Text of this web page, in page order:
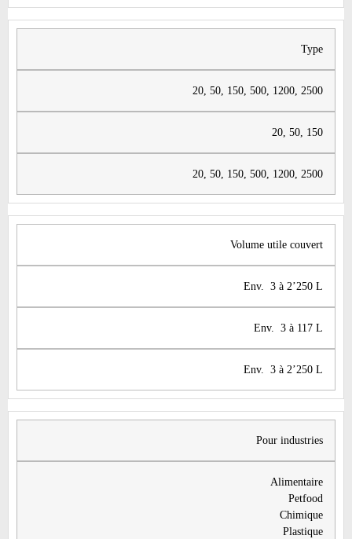
Type
​20, 50, 150, 500, 1200, 2500
​20, 50, 150
​20, 50, 150, 500, 1200, 2500
​Volume utile couvert
Env. 3 à 2’250 L
​Env. 3 à 117 L
​Env. 3 à 2’250 L
​Pour industries
​Alimentaire
Petfood
Chimique
Plastique